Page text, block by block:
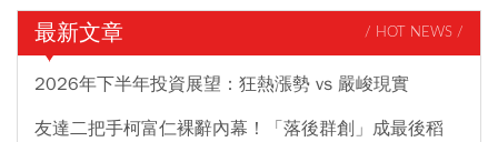
最新文章 / HOT NEWS /
2026年下半年投資展望：狂熱漲勢 vs 嚴峻現實
友達二把手柯富仁裸辭內幕！「落後群創」成最後稻